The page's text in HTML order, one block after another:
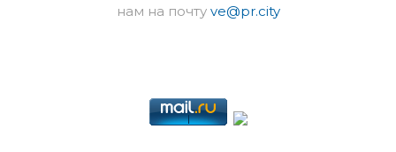
нам на почту ve@pr.city